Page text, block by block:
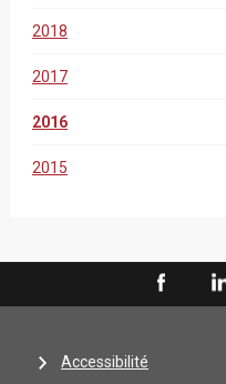
2018
2017
2016
2015
Accessibilité